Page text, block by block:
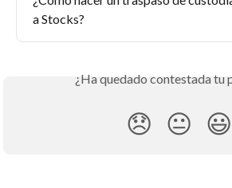
a Stocks?
¿Ha quedado contestada tu
😞 😐 😃